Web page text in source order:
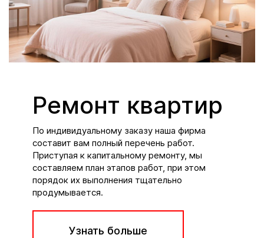
Ремонт квартир
По индивидуальному заказу наша фирма
составит вам полный перечень работ.
Приступая к капитальному ремонту, мы
составляем план этапов работ, при этом
порядок их выполнения тщательно
продумывается.
Узнать больше